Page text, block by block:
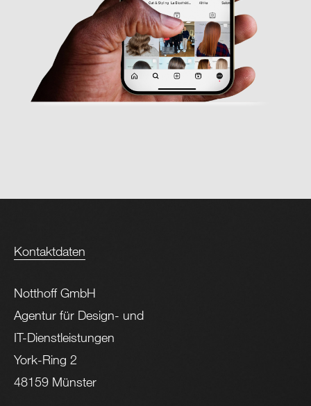
Kontaktdaten
Notthoff GmbH
Agentur für Design- und
IT-Dienstleistungen
York-Ring 2
48159 Münster